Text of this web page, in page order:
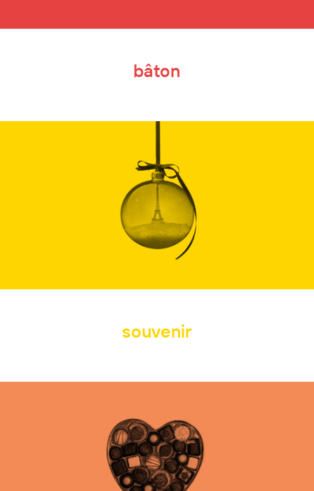
bâton
souvenir